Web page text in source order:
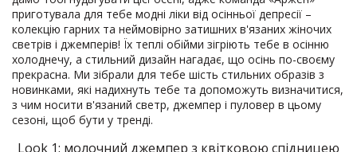
приготувала для тебе модні ліки від осінньої депресії –
колекцію гарних та неймовірно затишних в'язаних жіночих
светрів і джемперів! Їх теплі обійми зігріють тебе в осінню
холоднечу, а стильний дизайн нагадає, що осінь по-своєму
прекрасна. Ми зібрали для тебе шість стильних образів з
новинками, які надихнуть тебе та допоможуть визначитися,
з чим носити в'язаний светр, джемпер і пуловер в цьому
сезоні, щоб бути у тренді.
Look 1: молочний джемпер з квітковою спідницею